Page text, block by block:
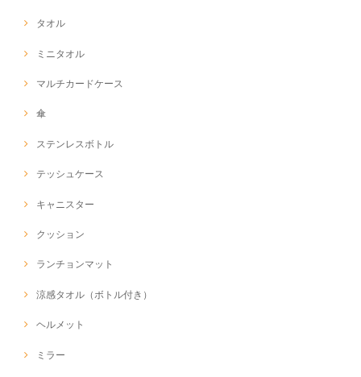
タオル
ミニタオル
マルチカードケース
傘
ステンレスボトル
テッシュケース
キャニスター
クッション
ランチョンマット
涼感タオル（ボトル付き）
ヘルメット
ミラー